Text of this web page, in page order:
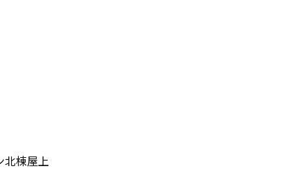
北棟屋上